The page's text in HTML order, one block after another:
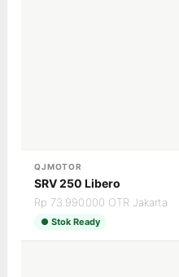
QJMOTOR
SRV 250 Libero
Rp 73.990.000 OTR Jakarta
● Stok Ready